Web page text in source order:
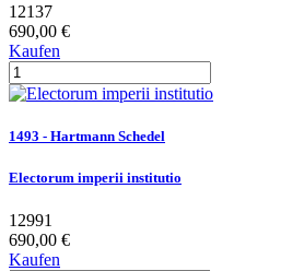
12137
690,00 €
Kaufen
1493 - Hartmann Schedel
Electorum imperii institutio
12991
690,00 €
Kaufen